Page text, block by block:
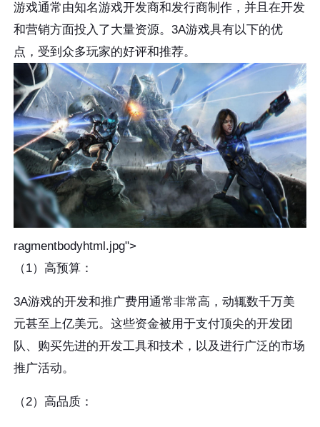
游戏通常由知名游戏开发商和发行商制作，并且在开发
和营销方面投入了大量资源。3A游戏具有以下的优
点，受到众多玩家的好评和推荐。
ragmentbodyhtml.jpg">
（1）高预算：
3A游戏的开发和推广费用通常非常高，动辄数千万美
元甚至上亿美元。这些资金被用于支付顶尖的开发团
队、购买先进的开发工具和技术，以及进行广泛的市场
推广活动。
（2）高品质：